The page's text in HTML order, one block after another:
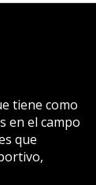
tiene como
en el campo
que